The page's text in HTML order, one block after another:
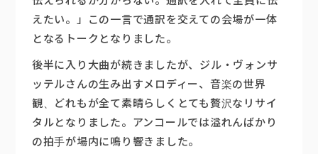
えたい。」この一言で通訳を交えての会場が一体
となるトークとなりました。
後半に入り大曲が続きましたが、ジル・ヴォンサ
ッテルさんの生み出すメロディー、音楽の世界
観、どれもが全て素晴らしくとても贅沢なリサイ
タルとなりました。アンコールでは溢れんばかり
の拍手が場内に鳴り響きました。